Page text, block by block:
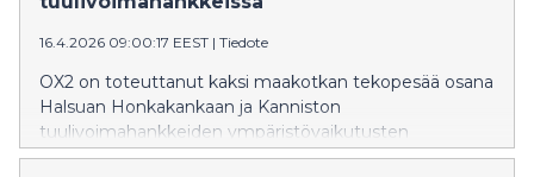
16.4.2026 09:00:17 EEST | Tiedote
OX2 on toteuttanut kaksi maakotkan tekopesää osana
Halsuan Honkakankaan ja Kanniston
tuulivoimahankkeiden ympäristövaikutusten
lieventämistoimia.